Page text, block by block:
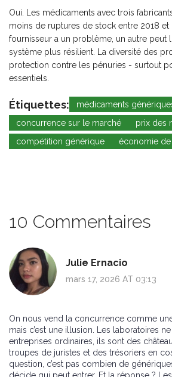
Oui. Les médicaments avec trois
moins de ruptures de stock entre 2018 et
fournisseur a un problème, un autre peut
système plus résilient. La diversité des
protection contre les pénuries - surtout
essentiels.
Étiquettes:
médicaments
concurrence sur le marché
prix des
compétition générique
économie de
10 Commentaires
Julie Ernacio
mars 17, 2026 AT 03:13
On nous vend la concurrence comme
mais c’est une illusion. Les laboratoires
entreprises ordinaires, ils sont des
troupes de juristes et des trésoriers en
question, c’est pas combien de